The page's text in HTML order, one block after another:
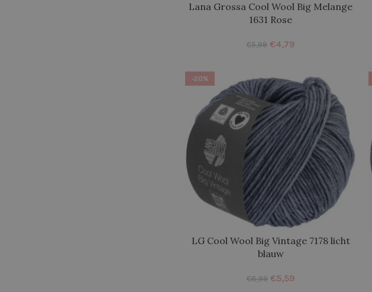
Lana Grossa Cool Wool Big Melange
1631 Rose
€5,99 €4,79
-20%
LG Cool Wool Big Vintage 7178 licht
blauw
€6,99 €5,59